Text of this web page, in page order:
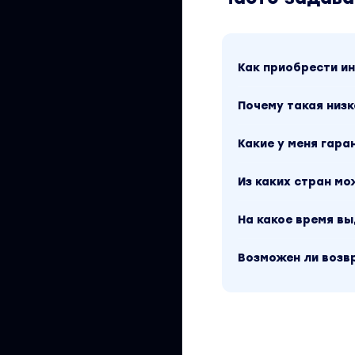
входит в рубрику
Как приобрести
Почему такая
Какие у меня
Из каких стран
На какое время
Возможен ли